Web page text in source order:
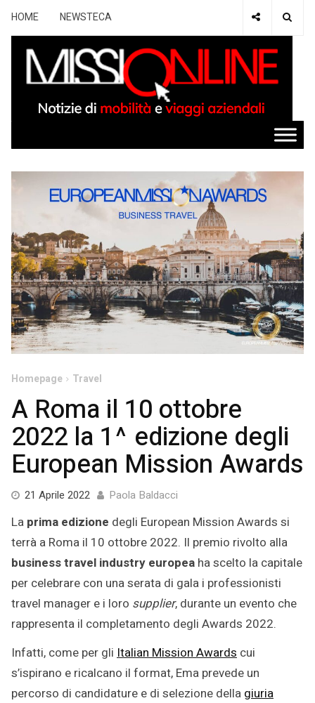
HOME NEWSTECA
Homepage Travel
A Roma il 10 ottobre
2022 la 1^ edizione degli
European Mission Awards
21 Aprile 20221
2022
Paola Baldacci
La prima edizione degli European Mission Awards si
terrà a Roma il 10 ottobre 2022. Il premio rivolto alla
business travel industry europea ha scelto la capitale
per celebrare con una serata di gala i professionisti
travel manager e i loro supplier, durante un evento che
rappresenta il completamento degli Awards 2022.
Infatti, come per gli Italian Mission Awards cui
s’ispirano e ricalcano il format, Ema prevede un
percorso di candidature e di selezione della giuria